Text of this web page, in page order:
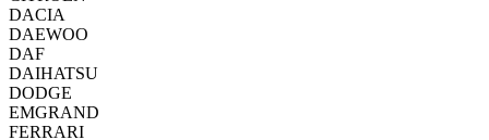
DACIA
DAEWOO
DAF
DAIHATSU
DODGE
EMGRAND
FERRARI